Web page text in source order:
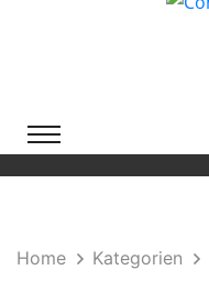
Home Kategorien